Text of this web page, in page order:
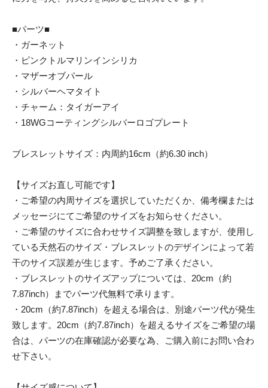
■パーツ■
・ガーネット
・ピンクトルマリンインシリカ
・マザーオブパール
・シルバーヘマタイト
・チャーム：タイガーアイ
・18WGコーティングシルバーロゴプレート
ブレスレットサイズ：内周約16cm（約6.30 inch）
【サイズお直し可能です】
・ご希望の内周サイズを選択していただくか、備考欄または
メッセージにてご希望のサイズをお知らせください。
・ご希望のサイズに合わせサイズ調整を致しますが、使用し
ている天然石のサイズ・ブレスレットのデザインによって若
干のサイズ誤差が生じます。予めご了承ください。
・ブレスレットのサイズアップについては、20cm（約
7.87inch）までパーツ代無料で承ります。
・20cm（約7.87inch）を超える場合は、別途パーツ代が発生
致します。20cm（約7.87inch）を超えるサイズをご希望の場
合は、パーツの在庫確認が必要な為、ご購入前にお問い合わ
せ下さい。